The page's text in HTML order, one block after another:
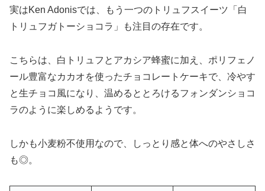
実はKen Adonisでは、もう一つのトリュフスイーツ「白
トリュフガトーショコラ」も注目の存在です。
こちらは、白トリュフとアカシア蜂蜜に加え、ポリフェノ
ール豊富なカカオを使ったチョコレートケーキで、冷やす
と生チョコ風になり、温めるととろけるフォンダンショコ
ラのように楽しめるようです。
しかも小麦粉不使用なので、しっとり感と体へのやさしさ
も◎。